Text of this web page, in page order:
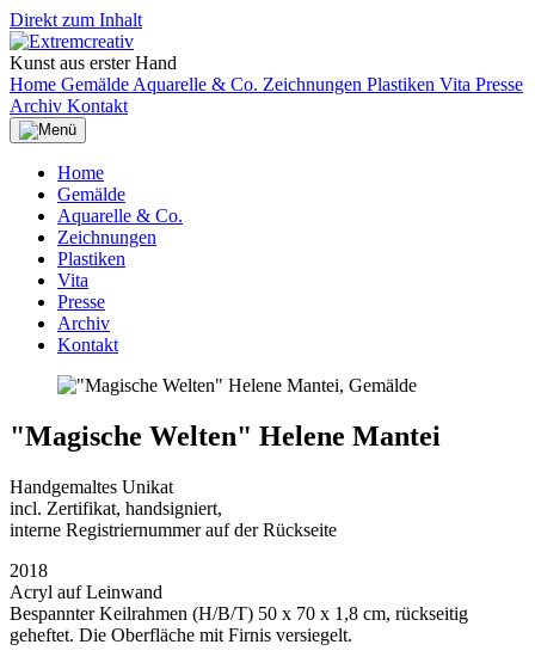
Direkt zum Inhalt
Kunst aus erster Hand
Home Gemälde Aquarelle & Co. Zeichnungen Plastiken Vita Presse
Archiv Kontakt
Home
Gemälde
Aquarelle & Co.
Zeichnungen
Plastiken
Vita
Presse
Archiv
Kontakt
"Magische Welten" Helene Mantei
Handgemaltes Unikat
incl. Zertifikat, handsigniert,
interne Registriernummer auf der Rückseite
2018
Acryl auf Leinwand
Bespannter Keilrahmen (H/B/T) 50 x 70 x 1,8 cm, rückseitig
geheftet. Die Oberfläche mit Firnis versiegelt.